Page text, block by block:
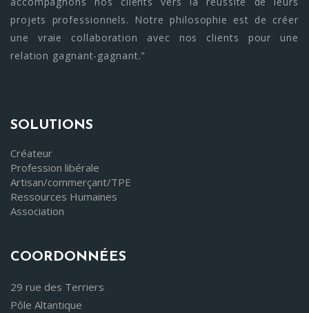
projets professionnels. Notre philosophie est de créer
une vraie collaboration avec nos clients pour une
relation gagnant-gagnant."
SOLUTIONS
Créateur
Profession libérale
Artisan/commerçant/TPE
Ressources Humaines
Association
COORDONNÉES
29 rue des Terriers
Pôle Altantique